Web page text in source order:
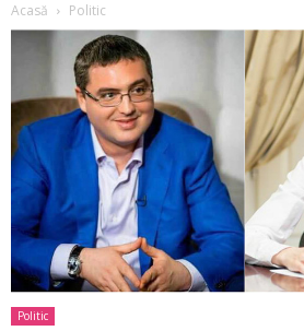
Acasă Politic
Politic